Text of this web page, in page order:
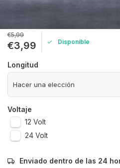
€5,99
€3,99 Disponible
Longitud
Voltaje
12 Volt
24 Volt
Enviado dentro de las 24